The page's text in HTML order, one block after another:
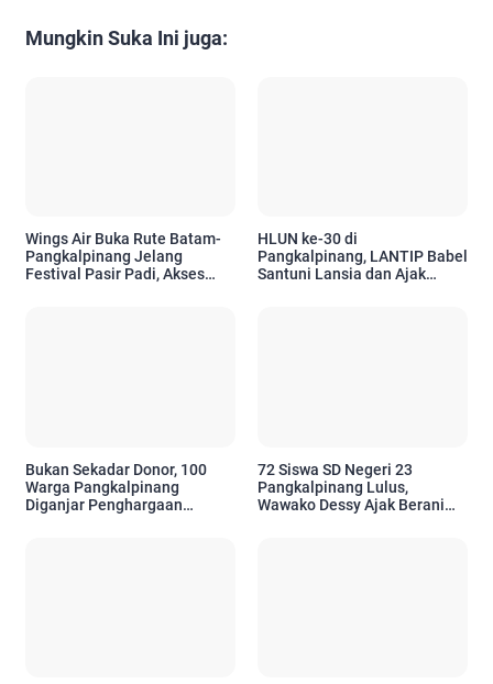
Mungkin Suka Ini juga:
Wings Air Buka Rute Batam-
Pangkalpinang Jelang
Festival Pasir Padi, Akses
HLUN ke-30 di
Pangkalpinang, LANTIP Babel
Santuni Lansia dan Ajak
Bukan Sekadar Donor, 100
Warga Pangkalpinang
Diganjar Penghargaan
72 Siswa SD Negeri 23
Pangkalpinang Lulus,
Wawako Dessy Ajak Berani